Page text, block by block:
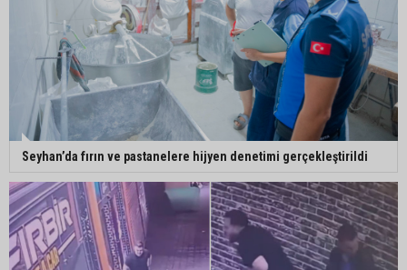
Yüreğir’de başkan vekilliği seçimi yeniden yargıya
taşındı
Adanalı sanatçıdan üzücü haber: Konserlerine
Büyükşehirden üreticiye 168 adet süt sağım
makinesi
Seyhan’da fırın ve pastanelere hijyen denetimi gerçekleştirildi